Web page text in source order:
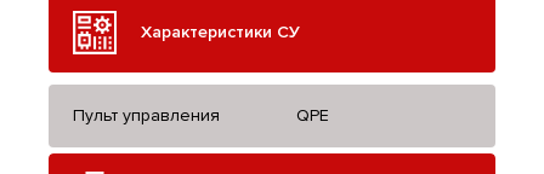
Характеристики СУ
Пульт управления QPE